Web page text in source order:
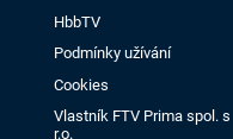
HbbTV
Podmínky užívání
Cookies
Vlastník FTV Prima spol. s
r.o.